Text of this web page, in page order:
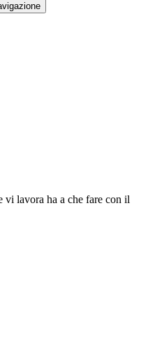
vi lavora ha a che fare con il